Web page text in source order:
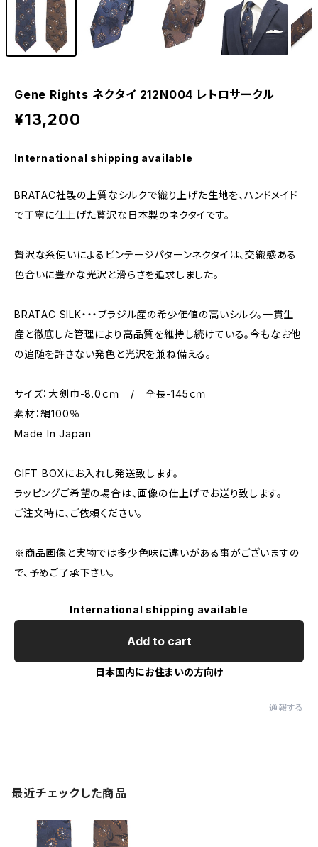
Gene Rights ネクタイ 212N004 レトロサークル
¥13,200
International shipping available
BRATAC社製の上質なシルクで織り上げた生地を、ハンドメイド
で丁寧に仕上げた贅沢な日本製のネクタイです。
贅沢な糸使いによるビンテージパターンネクタイは、交織感ある
色合いに豊かな光沢と滑らさを追求しました。
BRATAC SILK・・・ブラジル産の希少価値の高いシルク。一貫生
産と徹底した管理により高品質を維持し続けている。今もなお他
の追随を許さない発色と光沢を兼ね備える。
サイズ：大剣巾-8.0ｃｍ / 全長-145ｃｍ
素材：絹100％
Made In Japan
GIFT BOXにお入れし発送致します。
ラッピングご希望の場合は、画像の仕上げでお送り致します。
ご注文時に、ご依頼ください。
※商品画像と実物では多少色味に違いがある事がございますの
で、予めご了承下さい。
International shipping available
Add to cart
日本国内にお住まいの方向け
通報する
最近チェックした商品